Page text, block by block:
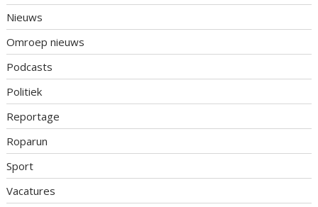
Nieuws
Omroep nieuws
Podcasts
Politiek
Reportage
Roparun
Sport
Vacatures